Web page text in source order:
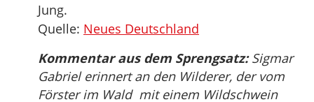
Jung.
Quelle: Neues Deutschland
Kommentar aus dem Sprengsatz:Sigmar
Gabriel erinnert an den Wilderer, der vom
Förster im Wald mit einem Wildschwein